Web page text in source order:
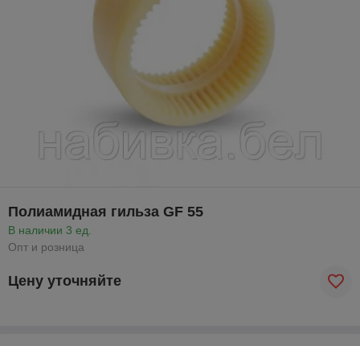
Полиамидная гильза GF 55
В наличии 3 ед.
Опт и розница
Цену уточняйте